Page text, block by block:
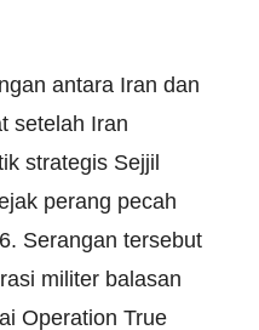
antara Iran dan
setelah Iran
strategis Sejjil
perang pecah
Serangan tersebut
militer balasan
Operation True